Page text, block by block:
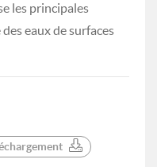
les principales
eaux de surfaces